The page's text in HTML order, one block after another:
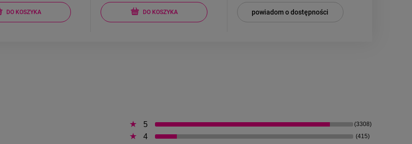
DO KOSZYKA DO KOSZYKA powiadom o dostępności
5 (3308)
4 (415)